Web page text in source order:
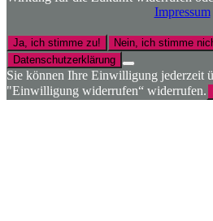
Impressum
Ja, ich stimme zu!
Nein, ich stimme
Datenschutzerklärung
Sie können Ihre Einwilligung jederzeit
"Einwilligung widerrufen“ widerrufen.